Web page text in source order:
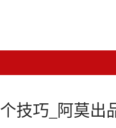
技巧_阿莫出